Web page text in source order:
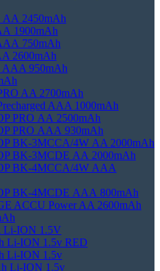
АА 2450mAh
1900mAh
750mAh
2600mAh
950mAh
AA 2700mAh
AAA 1000mAh
PRO АА 2500mAh
PRO АAА 930mAh
BK-3MCCA/4W АA 2000mAh
BK-3MCDE АА 2000mAh
BK-4MCCA/4W ААA
BK-4MCDE АAА 800mAh
ACCU Power AA 2600mAh
Li-ION 1.5V
Li-ION 1.5v RED
Li-ION 1.5v
Li-ION 1.5v